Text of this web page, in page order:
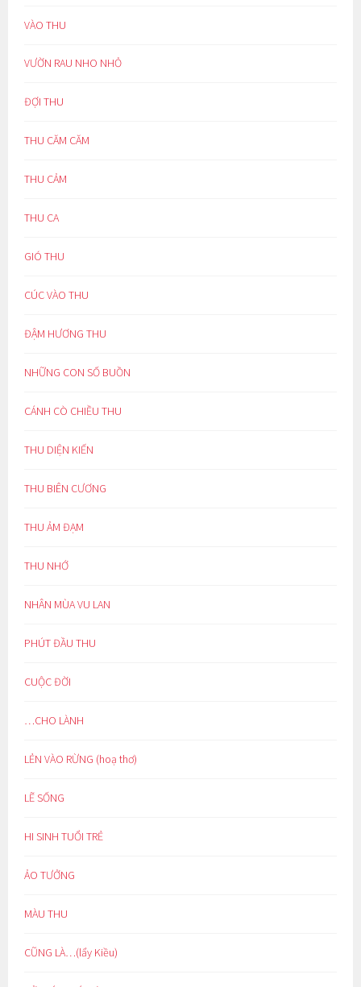
VÀO THU
VƯỜN RAU NHO NHỎ
ĐỢI THU
THU CĂM CĂM
THU CẢM
THU CA
GIÓ THU
CÚC VÀO THU
ĐẬM HƯƠNG THU
NHỮNG CON SỐ BUỒN
CÁNH CÒ CHIỀU THU
THU DIỆN KIẾN
THU BIÊN CƯƠNG
THU ẢM ĐẠM
THU NHỚ
NHÂN MÙA VU LAN
PHÚT ĐẦU THU
CUỘC ĐỜI
…CHO LÀNH
LẺN VÀO RỪNG (hoạ thơ)
LẼ SỐNG
HI SINH TUỔI TRẺ
ẢO TƯỞNG
MÀU THU
CŨNG LÀ…(lẩy Kiều)